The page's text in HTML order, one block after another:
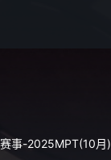
赛事-2025MPT(10月)